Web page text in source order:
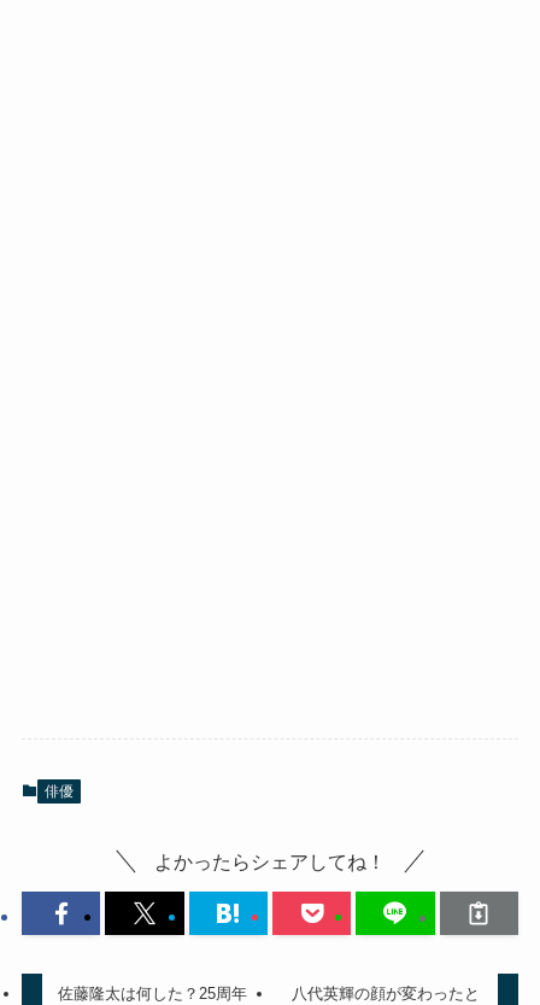
俳優
よかったらシェアしてね！
佐藤隆太は何した？25周年
八代英輝の顔が変わったと